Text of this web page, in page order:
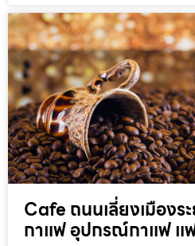
Cafe ถนนเลี่ยงเมืองร
กาแฟ อุปกรณ์กาแฟ แ